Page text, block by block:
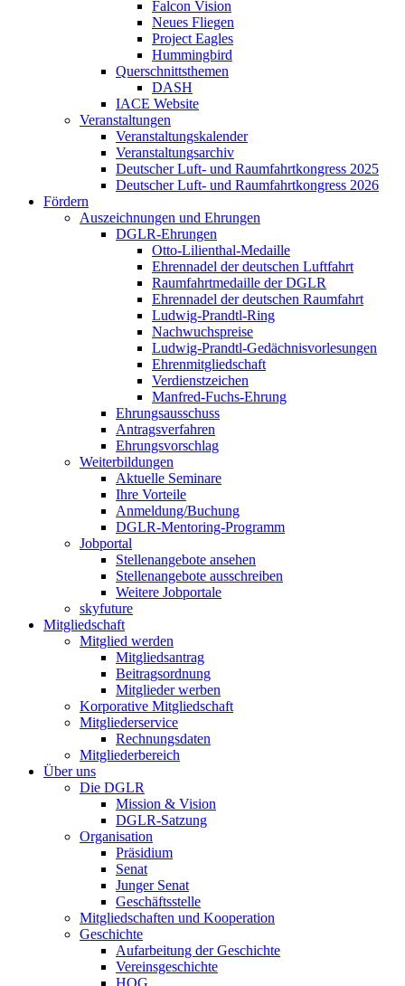
Falcon Vision
Neues Fliegen
Project Eagles
Hummingbird
Querschnittsthemen
DASH
IACE Website
Veranstaltungen
Veranstaltungskalender
Veranstaltungsarchiv
Deutscher Luft- und Raumfahrtkongress 2025
Deutscher Luft- und Raumfahrtkongress 2026
Fördern
Auszeichnungen und Ehrungen
DGLR-Ehrungen
Otto-Lilienthal-Medaille
Ehrennadel der deutschen Luftfahrt
Raumfahrtmedaille der DGLR
Ehrennadel der deutschen Raumfahrt
Ludwig-Prandtl-Ring
Nachwuchspreise
Ludwig-Prandtl-Gedächnisvorlesungen
Ehrenmitgliedschaft
Verdienstzeichen
Manfred-Fuchs-Ehrung
Ehrungsausschuss
Antragsverfahren
Ehrungsvorschlag
Weiterbildungen
Aktuelle Seminare
Ihre Vorteile
Anmeldung/Buchung
DGLR-Mentoring-Programm
Jobportal
Stellenangebote ansehen
Stellenangebote ausschreiben
Weitere Jobportale
skyfuture
Mitgliedschaft
Mitglied werden
Mitgliedsantrag
Beitragsordnung
Mitglieder werben
Korporative Mitgliedschaft
Mitgliederservice
Rechnungsdaten
Mitgliederbereich
Über uns
Die DGLR
Mission & Vision
DGLR-Satzung
Organisation
Präsidium
Senat
Junger Senat
Geschäftsstelle
Mitgliedschaften und Kooperation
Geschichte
Aufarbeitung der Geschichte
Vereinsgeschichte
HOG